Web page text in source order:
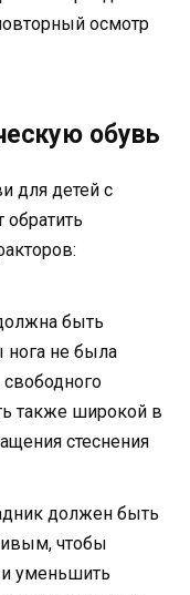
осмотр
обувь
для детей с
быть
нога не была
также широкой в
стеснения
должен быть
чтобы
уменьшить